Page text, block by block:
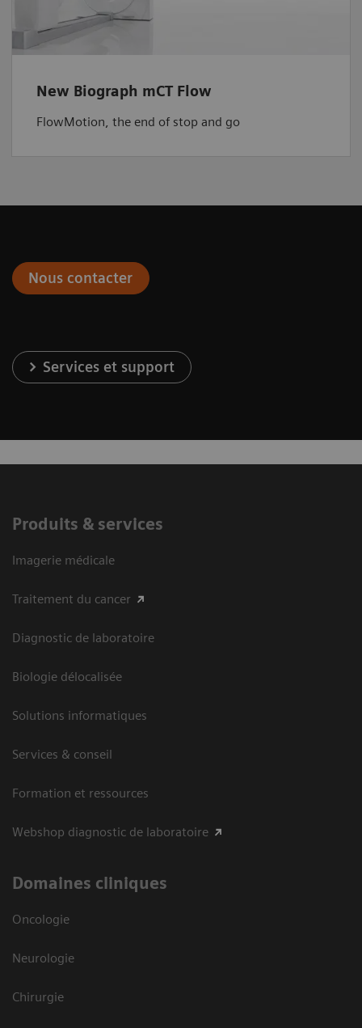
New Biograph mCT Flow
FlowMotion, the end of stop and go
Nous contacter
Services et support
Produits & services
Imagerie médicale
Traitement du cancer
Diagnostic de laboratoire
Biologie délocalisée
Solutions informatiques
Services & conseil
Formation et ressources
Webshop diagnostic de laboratoire
Domaines cliniques
Oncologie
Neurologie
Chirurgie